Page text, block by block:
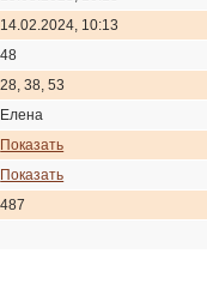
14.02.2024, 10:13
48
28, 38, 53
Елена
Показать
Показать
487